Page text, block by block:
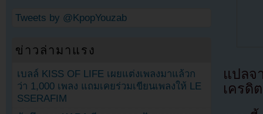
แปล
เครดิ
Tweets by @KpopYouzab
ข่าวล่ามาแรง
เบลล์ KISS OF LIFE เผยแต่งเพลงมาแล้วก
ว่า 1,000 เพลง แถมเคยร่วมเขียนเพลงให้ LE
SSERAFIM